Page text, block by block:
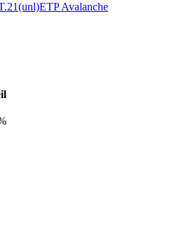
Avalanche